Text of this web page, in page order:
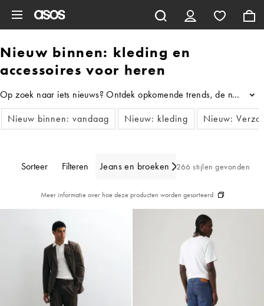
Nieuw binnen: kleding en
accessoires voor heren
Op zoek naar iets nieuws? Ontdek opkomende trends, de ...
Nieuw binnen: vandaag
Nieuw: kleding Nieuw:
Sorteer Filteren Jeans en broeken 266 stijlen gevonden
Meer informatie over hoe deze producten worden gesorteerd